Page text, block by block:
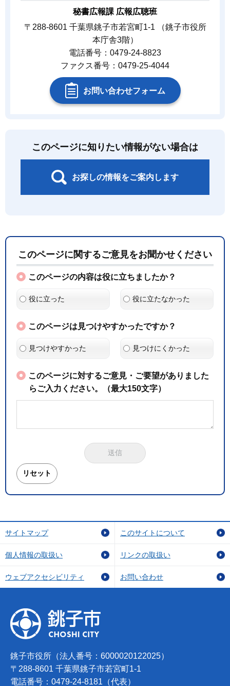
秘書広報課 広報広聴班
〒288-8601 千葉県銚子市若宮町1-1 （銚子市役所
本庁舎3階）
電話番号：0479-24-8823
ファクス番号：0479-25-4044
お問い合わせフォーム
このページに知りたい情報がない場合は
お探しの情報をご案内します
このページに関するご意見をお聞かせください
このページの内容は役に立ちましたか？
役に立った 役に立たなかった
このページは見つけやすかったですか？
見つけやすかった 見つけにくかった
このページに対するご意見・ご要望がありました
らご入力ください。（最大150文字）
サイトマップ このサイトについて
個人情報の取扱い リンクの取扱い
ウェブアクセシビリティ お問い合わせ
銚子市役所（法人番号：6000020122025）
〒288-8601 千葉県銚子市若宮町1-1
電話番号：0479-24-8181（代表）